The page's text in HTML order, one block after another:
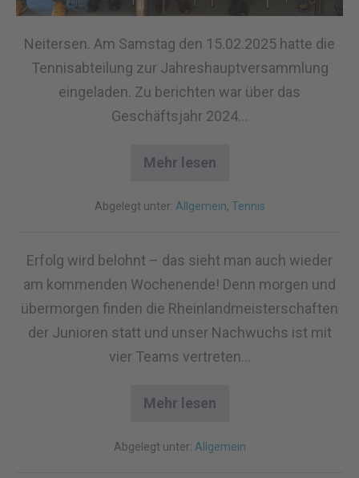
Neitersen. Am Samstag den 15.02.2025 hatte die
Tennisabteilung zur Jahreshauptversammlung
eingeladen. Zu berichten war über das
Geschäftsjahr 2024…
Mehr lesen
Abgelegt unter: Allgemein, Tennis
Erfolg wird belohnt – das sieht man auch wieder
am kommenden Wochenende! Denn morgen und
übermorgen finden die Rheinlandmeisterschaften
der Junioren statt und unser Nachwuchs ist mit
vier Teams vertreten…
Mehr lesen
Abgelegt unter: Allgemein